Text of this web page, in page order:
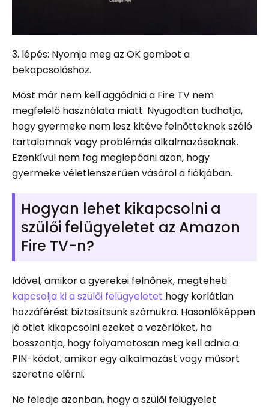
3. lépés: Nyomja meg az OK gombot a
bekapcsoláshoz.
Most már nem kell aggódnia a Fire TV nem
megfelelő használata miatt. Nyugodtan tudhatja,
hogy gyermeke nem lesz kitéve felnőtteknek szóló
tartalomnak vagy problémás alkalmazásoknak.
Ezenkívül nem fog meglepődni azon, hogy
gyermeke véletlenszerűen vásárol a fiókjában.
Hogyan lehet kikapcsolni a
szülői felügyeletet az Amazon
Fire TV-n?
Idővel, amikor a gyerekei felnőnek, megteheti
kapcsolja ki a szülői felügyeletet hogy korlátlan
hozzáférést biztosítsunk számukra. Hasonlóképpen
jó ötlet kikapcsolni ezeket a vezérlőket, ha
bosszantja, hogy folyamatosan meg kell adnia a
PIN-kódot, amikor egy alkalmazást vagy műsort
szeretne elérni.
Ne feledje azonban, hogy a szülői felügyelet